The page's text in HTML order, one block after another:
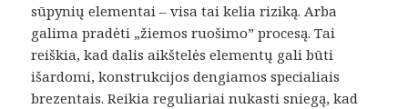
sūpynių elementai – visa tai kelia riziką. Arba
galima pradėti „žiemos ruošimo” procesą. Tai
reiškia, kad dalis aikštelės elementų gali būti
išardomi, konstrukcijos dengiamos specialiais
brezentais. Reikia reguliariai nukasti sniegą, kad